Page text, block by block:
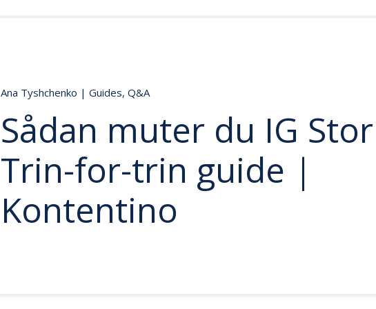
Ana Tyshchenko | Guides, Q&A
Sådan muter du IG
Trin-for-trin guide |
Kontentino